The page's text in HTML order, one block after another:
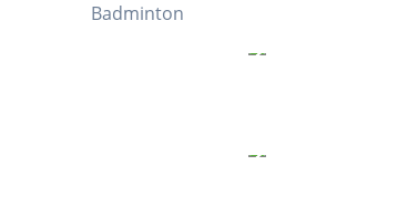
Badminton